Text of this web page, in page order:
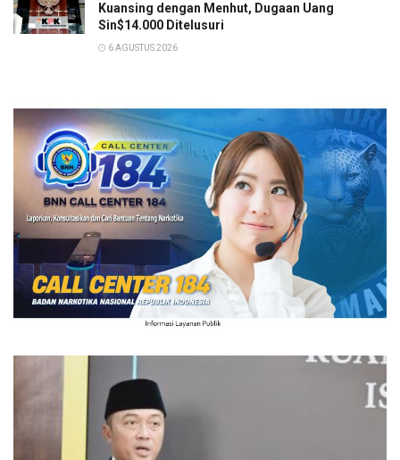
Kuansing dengan Menhut, Dugaan Uang
Sin$14.000 Ditelusuri
6 AGUSTUS 2026